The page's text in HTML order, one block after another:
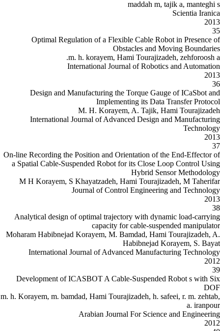
Optimal Regulation of a
m. h. korayem,
International
Design and Manufacturing
M. H.
International Journal of
On-line Recording the Position and
a Spatial Cable-Suspended
M H Korayem, S
Journal of
Analytical design of optimal
capacity
Moharam Habibnejad Korayem, M.
International Journal of
Development of ICASBOT A
m. h. Korayem, m. bamdad, Hami
Arabian